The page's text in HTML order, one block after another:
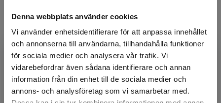
Denna webbplats använder cookies
Vi använder enhetsidentifierare för att anpassa innehållet
och annonserna till användarna, tillhandahålla funktioner
för sociala medier och analysera vår trafik. Vi
vidarebefordrar även sådana identifierare och annan
information från din enhet till de sociala medier och
annons- och analysföretag som vi samarbetar med.
Begränsad fraktregion
Företagsekonomiska institutionen,
Handelshögskolan vid ...